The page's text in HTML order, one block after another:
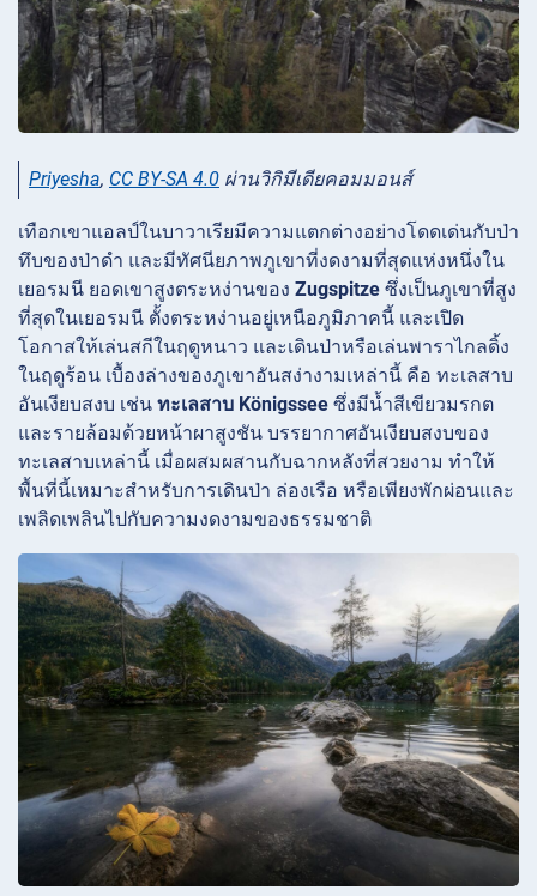
Priyesha, CC BY-SA 4.0 ผ่านวิกิมีเดียคอมมอนส์
เทือกเขาแอลป์ในบาวาเรียมีความแตกต่างอย่างโดดเด่นกับป่า
ทึบของป่าดำ และมีทัศนียภาพภูเขาที่งดงามที่สุดแห่งหนึ่งใน
เยอรมนี ยอดเขาสูงตระหง่านของ Zugspitze ซึ่งเป็นภูเขาที่สูง
ที่สุดในเยอรมนี ตั้งตระหง่านอยู่เหนือภูมิภาคนี้ และเปิด
โอกาสให้เล่นสกีในฤดูหนาว และเดินป่าหรือเล่นพาราไกลดิ้ง
ในฤดูร้อน เบื้องล่างของภูเขาอันสง่างามเหล่านี้ คือ ทะเลสาบ
อันเงียบสงบ เช่น ทะเลสาบ Königssee ซึ่งมีน้ำสีเขียวมรกต
และรายล้อมด้วยหน้าผาสูงชัน บรรยากาศอันเงียบสงบของ
ทะเลสาบเหล่านี้ เมื่อผสมผสานกับฉากหลังที่สวยงาม ทำให้
พื้นที่นี้เหมาะสำหรับการเดินป่า ล่องเรือ หรือเพียงพักผ่อนและ
เพลิดเพลินไปกับความงดงามของธรรมชาติ